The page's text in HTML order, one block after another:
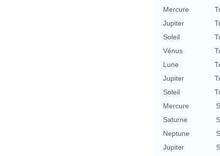
Mercure
Jupiter
Soleil
Vénus
Lune
Jupiter
Soleil
Mercure
Saturne
Neptune
Jupiter